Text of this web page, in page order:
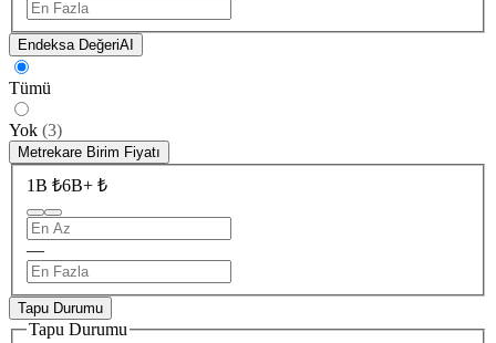
Endeksa DeğeriAI
Tümü
Yok (3)
Metrekare Birim Fiyatı
1B ₺6B+ ₺
—
Tapu Durumu
Tapu Durumu